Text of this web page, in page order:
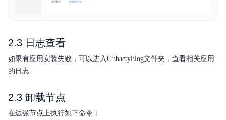
2.3 日志查看
如果有应用安装失败，可以进入C:\baetyl\log文件夹，查看相关应用
的日志
2.3 卸载节点
在边缘节点上执行如下命令：